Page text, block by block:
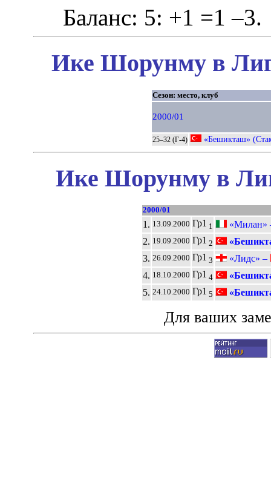
Баланс: 5: +1 =1 –3.
Ике Шорунму в
Сезон: место, клуб
2000/01
25–32 (Г-4) «Бешикташ»
Ике Шорунму в
2000/01
1. 13.09.2000 Гр1 1
«Милан»
2. 19.09.2000 Гр1 2
3. 26.09.2000 Гр1 3
«Лидс» –
4. 18.10.2000 Гр1 4
5. 24.10.2000 Гр1 5
Для ваших